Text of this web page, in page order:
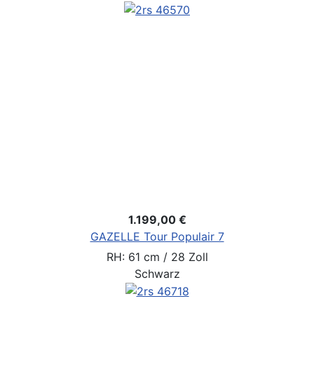
1.199,00 €
GAZELLE Tour Populair 7
RH: 61 cm / 28 Zoll
Schwarz